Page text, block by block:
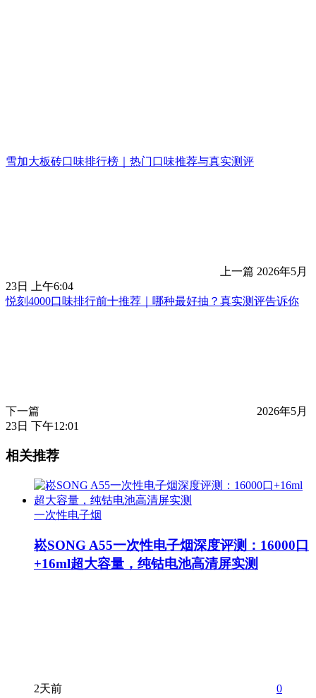
雪加大板砖口味排行榜｜热门口味推荐与真实测评
上一篇 2026年5月
23日 上午6:04
悦刻4000口味排行前十推荐｜哪种最好抽？真实测评告诉你
下一篇
2026年5月
23日 下午12:01
相关推荐
一次性电子烟
崧SONG A55一次性电子烟深度评测：16000口
+16ml超大容量，纯钴电池高清屏实测
2天前 0